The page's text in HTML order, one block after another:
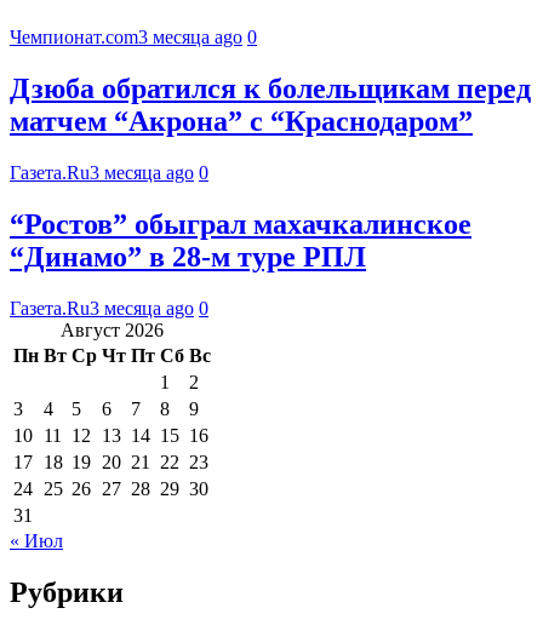
Чемпионат.com3 месяца ago 0
Дзюба обратился к болельщикам перед
матчем “Акрона” с “Краснодаром”
Газета.Ru3 месяца ago 0
“Ростов” обыграл махачкалинское
“Динамо” в 28-м туре РПЛ
Газета.Ru3 месяца ago 0
Август 2026
Пн Вт Ср Чт Пт Сб Вс
1
2
3
4 5 6 7 8
9
10 11 12 13 14 15 16
17 18 19 20 21 22 23
24 25 26 27 28 29 30
31
« Июл
Рубрики